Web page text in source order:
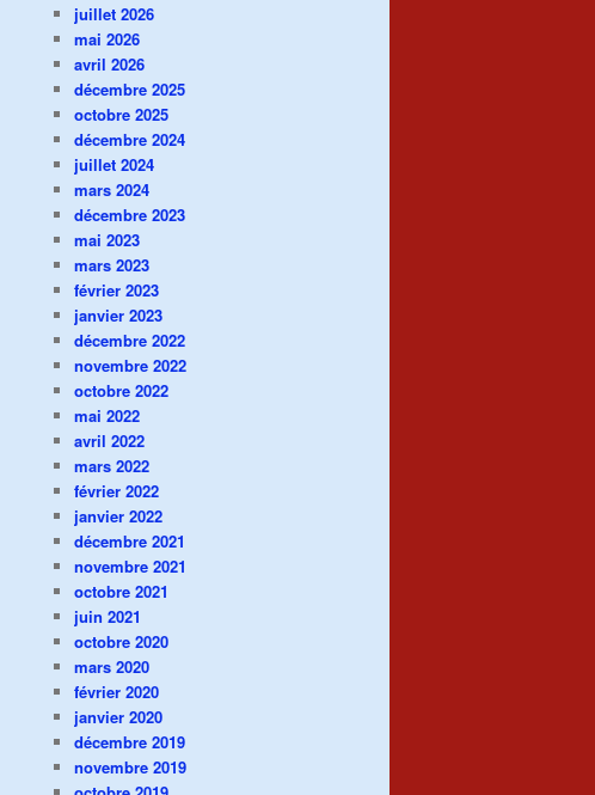
juillet 2026
mai 2026
avril 2026
décembre 2025
octobre 2025
décembre 2024
juillet 2024
mars 2024
décembre 2023
mai 2023
mars 2023
février 2023
janvier 2023
décembre 2022
novembre 2022
octobre 2022
mai 2022
avril 2022
mars 2022
février 2022
janvier 2022
décembre 2021
novembre 2021
octobre 2021
juin 2021
octobre 2020
mars 2020
février 2020
janvier 2020
décembre 2019
novembre 2019